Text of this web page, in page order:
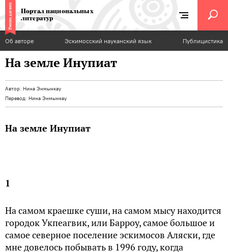
Портал национальных
литератур
Об авторе Эскимосский науканский язык Публицистика
На земле Инупиат
Автор: Нина Энмынкау
Перевод: Нина Энмынкау
На земле Инупиат
1
На самом краешке суши, на самом мысу находится
городок Укпеагвик, или Барроу, самое большое и
самое северное поселение эскимосов Аляски, где
мне довелось побывать в 1996 году, когда